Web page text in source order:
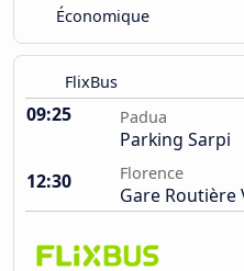
Économique
FlixBus
09:25 Padua
Parking Sarpi
12:30
Florence
Gare Routière